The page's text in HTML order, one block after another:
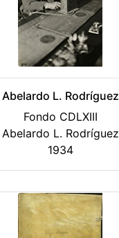
Abelardo L. Rodríguez
Fondo CDLXIII
Abelardo L. Rodríguez
1934